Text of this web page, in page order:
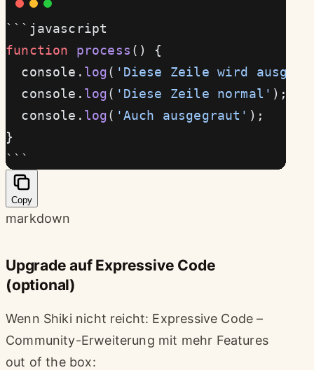
```javascript
function process () {
  console.
log( 'Diese Zeile wird
  console.
log( 'Diese Zeile normal' );
  console.
log( 'Auch ausgegraut' );
}
```
Copy
markdown
Upgrade auf Expressive Code
(optional)
Wenn Shiki nicht reicht: Expressive Code –
Community-Erweiterung mit mehr Features
out of the box: